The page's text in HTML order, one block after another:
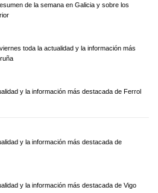
de la semana en Galicia y sobre los
toda la actualidad y la información más
y la información más destacada de Ferrol
y la información más destacada de
y la información más destacada de Vigo